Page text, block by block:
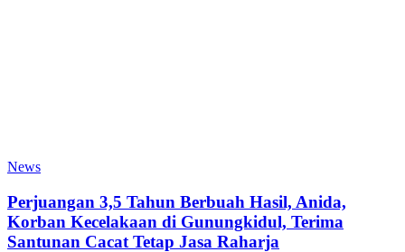
News
Perjuangan 3,5 Tahun Berbuah Hasil, Anida,
Korban Kecelakaan di Gunungkidul, Terima
Santunan Cacat Tetap Jasa Raharja